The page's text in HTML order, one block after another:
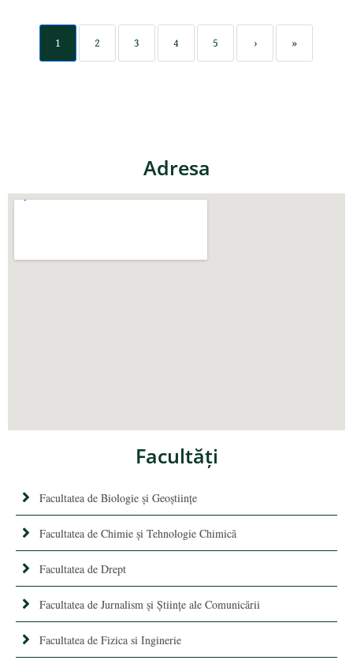
1 2 3 4 5 › »
Adresa
Facultăţi
Facultatea de Biologie și Geoștiințe
Facultatea de Chimie şi Tehnologie Chimică
Facultatea de Drept
Facultatea de Jurnalism şi Ştiinţe ale Comunicării
Facultatea de Fizica si Inginerie